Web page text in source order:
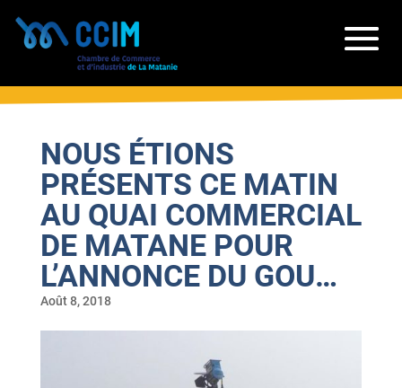
NOUS ÉTIONS
PRÉSENTS CE MATIN
AU QUAI COMMERCIAL
DE MATANE POUR
L’ANNONCE DU GOU…
Août 8, 2018